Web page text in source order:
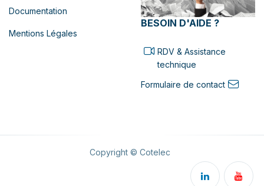
Documentation
Mentions Légales
BESOIN D'AIDE ?
RDV & Assistance
technique
Formulaire de contact
Copyright © Cotelec